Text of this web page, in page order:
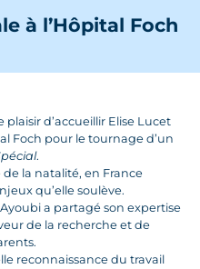
à l’Hôpital Foch
d’accueillir Elise Lucet
Foch pour le tournage d’un
.
de la natalité, en France
qu’elle soulève.
a partagé son expertise
de la recherche et de
reconnaissance du travail